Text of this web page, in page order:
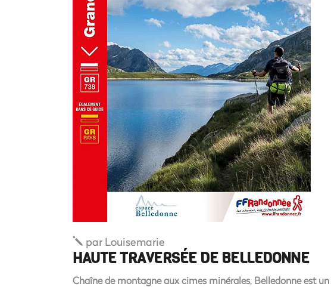
par Louisemarie
HAUTE TRAVERSÉE DE BELLEDONNE
Chaîne de montagne aux cimes minérales, Belledonne est